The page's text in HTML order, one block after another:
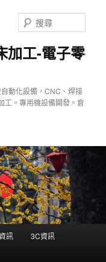
加工-電子零
動化設備，CNC、焊接
工。專用機設備開發。倉
尋
訊 3C資訊